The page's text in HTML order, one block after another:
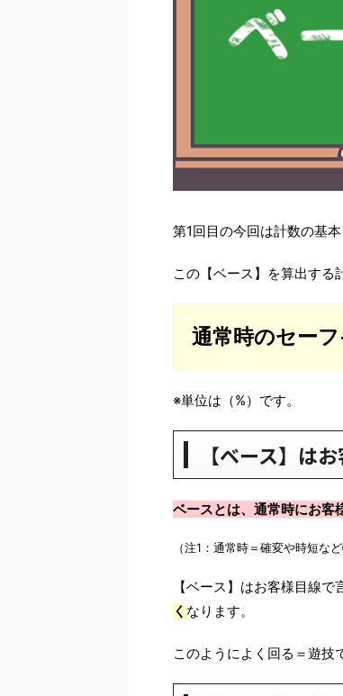
第1回目の今回は計数の基
この【ベース】を算出する
通常時のセー
※単位は（%）です。
【ベース】は
ベースとは、通常時にお客
（注1：通常時＝確変や時短な
【ベース】はお客様目線で
く なります。
このようによく回る＝遊技